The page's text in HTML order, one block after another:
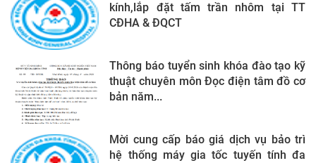
kính,lắp đặt tấm trần nhôm tại TT
CĐHA & ĐQCT
Thông báo tuyển sinh khóa đào tạo kỹ
thuật chuyên môn Đọc điện tâm đồ cơ
bản năm...
Mời cung cấp báo giá dịch vụ bảo trì
hệ thống máy gia tốc tuyến tính đa